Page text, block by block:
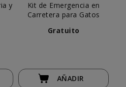
y
Kit de Emergencia en
Carretera para Gatos
Gratuito
AÑADIR